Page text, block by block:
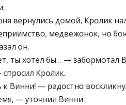
вернулись домой, Кролик
медвежонок, но
он.
ты хотел бы… — забормотал
Кролик.
Винни! — радостно
— уточнил Винни.